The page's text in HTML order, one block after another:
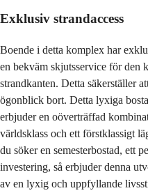
Exklusiv strandaccess
Boende i detta komplex har
en bekväm skjutsservice för den
strandkanten. Detta säkerställer
ögonblick bort. Detta lyxiga
erbjuder en oöverträffad
världsklass och ett förstklassigt
du söker en semesterbostad, ett
investering, så erbjuder denna
av en lyxig och uppfyllande